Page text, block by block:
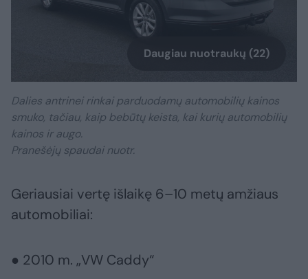
Daugiau nuotraukų (22)
Dalies antrinei rinkai parduodamų automobilių kainos
smuko, tačiau, kaip bebūtų keista, kai kurių automobilių
kainos ir augo.
Pranešėjų spaudai nuotr.
Geriausiai vertę išlaikę 6–10 metų amžiaus
automobiliai:
● 2010 m. „VW Caddy“